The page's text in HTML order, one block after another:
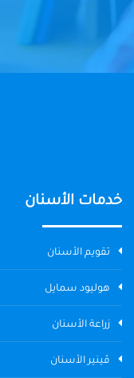
خدمات الأسنان
تقويم الأسنان
هوليود سمايل
زراعة الأسنان
ڤينير الأسنان